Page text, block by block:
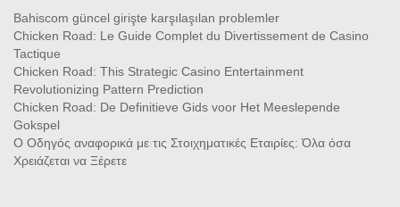
Bahiscom güncel girişte karşılaşılan problemler
Chicken Road: Le Guide Complet du Divertissement de Casino
Tactique
Chicken Road: This Strategic Casino Entertainment
Revolutionizing Pattern Prediction
Chicken Road: De Definitieve Gids voor Het Meeslepende
Gokspel
Ο Οδηγός αναφορικά με τις Στοιχηματικές Εταιρίες: Όλα όσα
Χρειάζεται να Ξέρετε